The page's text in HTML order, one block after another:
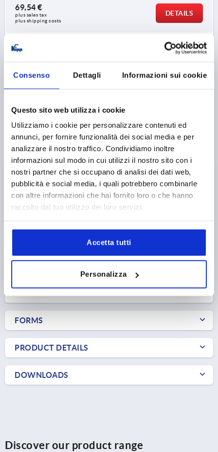
Consenso Dettagli Informazioni sui cookie
Questo sito web utilizza i cookie
Utilizziamo i cookie per personalizzare contenuti ed
annunci, per fornire funzionalità dei social media e per
analizzare il nostro traffico. Condividiamo inoltre
informazioni sul modo in cui utilizzi il nostro sito con i
nostri partner che si occupano di analisi dei dati web,
pubblicità e social media, i quali potrebbero combinarle
con altre informazioni che hai fornito loro o che hanno
raccolto dal tuo utilizzo dei loro servizi.
Accetta tutti
Personalizza
1) Mounting option 1
2) Mounting option 2
4) Suitable for M 2.5 countersunk head fastening screws
4)
69,54 €
plus sales tax
plus shipping costs
DETAILS
K2326
ROTARY LATCH WITH RECESSED GRIP, D=28, H=16,5,
FORM:B, STAINLESS STEEL A2 BRIGHT,
COMP:STAINLESS STEEL
FORM=B DIAMETER=28 D1=13 D2=39
D3=25
D4=32
D5=39 D6=28 HEIGHT=16,5 H1=8,5
H2=2
M=M2,5
T=6 T1=>6
T2=3,5
SHEARING FORCE KN=2,5
CLAMPING FORCE N=30
TEMPERATURE RESISTANCE =≤180 °C
K2326.12813
FORMS
PRODUCT DETAILS
DOWNLOADS
Discover our product range